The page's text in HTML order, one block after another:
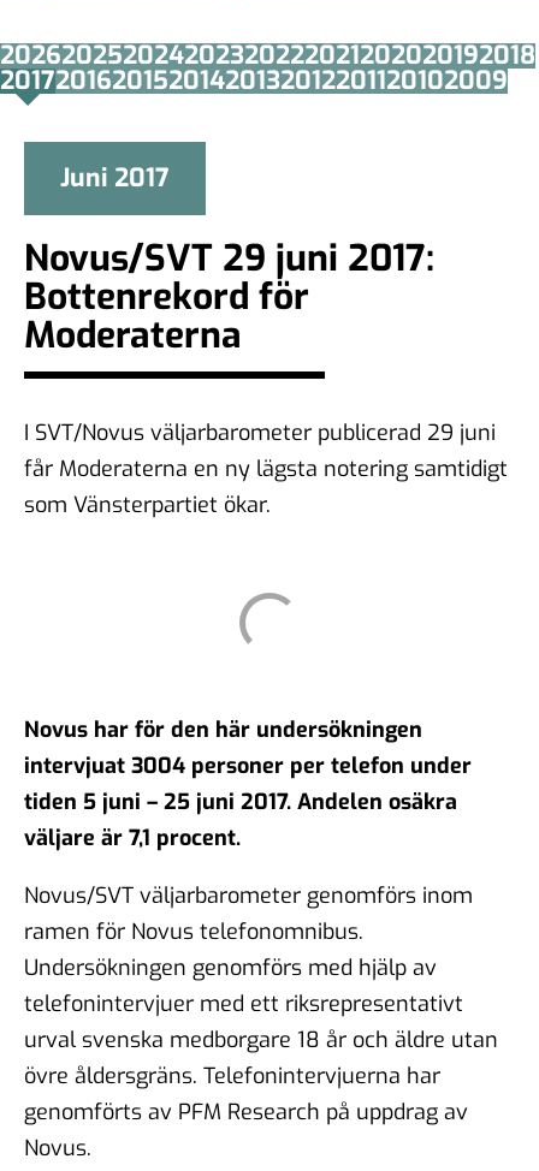
202620252024202320222021202020192018
201720162015201420132012201120102009
Juni 2017
Novus/SVT 29 juni 2017:
Bottenrekord för
Moderaterna
I SVT/Novus väljarbarometer publicerad 29 juni
får Moderaterna en ny lägsta notering samtidigt
som Vänsterpartiet ökar.
Novus har för den här undersökningen
intervjuat 3004 personer per telefon under
tiden 5 juni – 25 juni 2017. Andelen osäkra
väljare är 7,1 procent.
Novus/SVT väljarbarometer genomförs inom
ramen för Novus telefonomnibus.
Undersökningen genomförs med hjälp av
telefonintervjuer med ett riksrepresentativt
urval svenska medborgare 18 år och äldre utan
övre åldersgräns. Telefonintervjuerna har
genomförts av PFM Research på uppdrag av
Novus.